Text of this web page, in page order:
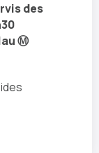
des
Ⓜ️